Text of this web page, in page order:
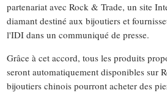
partenariat avec Rock & Trade, un site
diamant destiné aux bijoutiers et
l'IDI dans un communiqué de presse.
Grâce à cet accord, tous les produits
seront automatiquement disponibles sur
bijoutiers chinois pourront acheter des